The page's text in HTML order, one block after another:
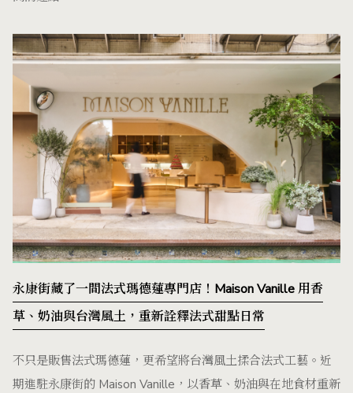
永康街藏了一間法式瑪德蓮專門店！Maison Vanille 用香
草、奶油與台灣風土，重新詮釋法式甜點日常
不只是販售法式瑪德蓮，更希望將台灣風土揉合法式工藝。近
期進駐永康街的 Maison Vanille，以香草、奶油與在地食材重新